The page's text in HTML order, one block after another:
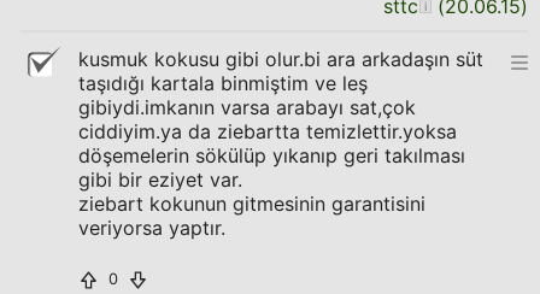
sttc (20.06.15)
kusmuk kokusu gibi olur.bi ara arkadaşın süt
taşıdığı kartala binmiştim ve leş
gibiydi.imkanın varsa arabayı sat,çok
ciddiyim.ya da ziebartta temizlettir.yoksa
döşemelerin sökülüp yıkanıp geri takılması
gibi bir eziyet var.
ziebart kokunun gitmesinin garantisini
veriyorsa yaptır.
0